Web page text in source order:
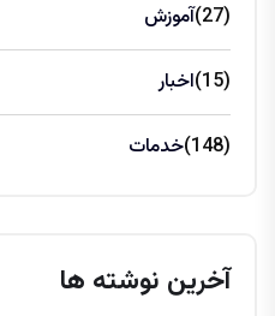
آموزش (27)
اخبار (15)
خدمات (148)
آخرین نوشته ها